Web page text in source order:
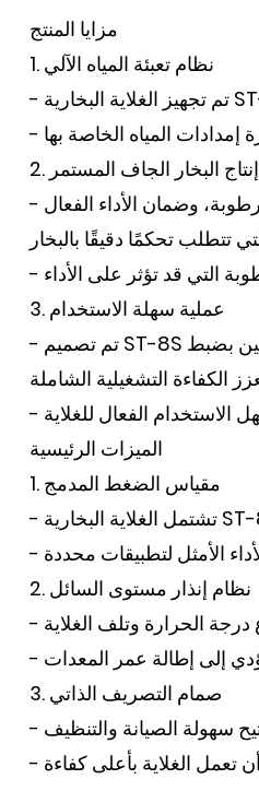
مزايا المنتج
1. نظام تعبئة المياه الآلي
2. إنتاج البخار الجاف المستمر
- تم تصميم غلاية البخار هذه لإنتاج بخار جاف مستمر، مما يضمن عدم وجود قطرات ماء في البخار الناتج. هذه الميزة ضرورية لمنع المشكلات المتعلقة بالرطوبة، وضمان الأداء الفعال
3. عملية سهلة الاستخدام
- تم تصميم ST-8S مع أخذ راحة المستخدم في الاعتبار، حيث يتميز بعناصر تحكم بسيطة تجعل التشغيل سهلاً لجميع المستخدمين. وتسمح واجهته البديهية للمستخدمين بضبط
الميزات الرئيسية
1. مقياس الضغط المدمج
2. نظام إنذار مستوى السائل
3. صمام التصريف الذاتي